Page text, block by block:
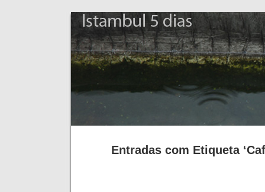
Entradas com Etiqueta